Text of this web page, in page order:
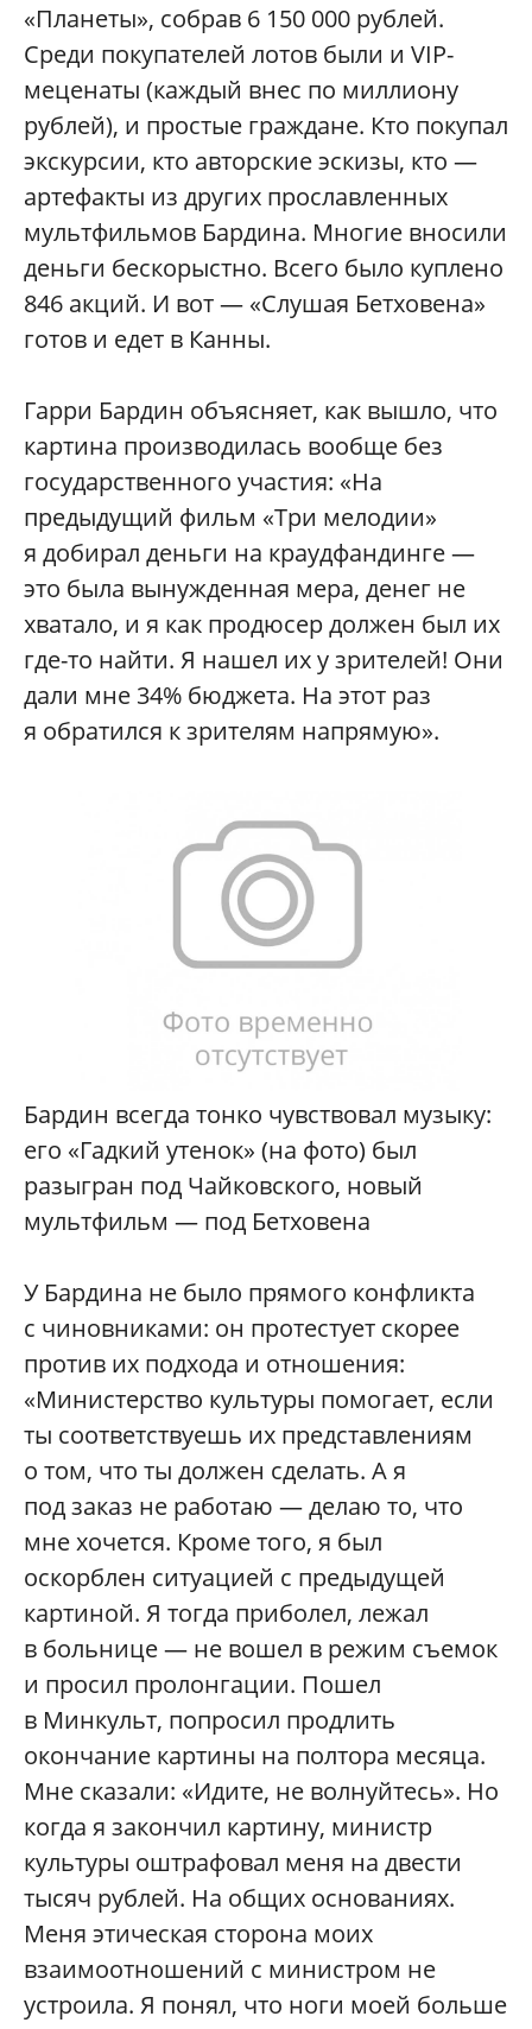
«Планеты», собрав 6 150 000 рублей.
Среди покупателей лотов были и VIP-
меценаты (каждый внес по миллиону
рублей), и простые граждане. Кто покупал
экскурсии, кто авторские эскизы, кто —
артефакты из других прославленных
мультфильмов Бардина. Многие вносили
деньги бескорыстно. Всего было куплено
846 акций. И вот — «Слушая Бетховена»
готов и едет в Канны.
Гарри Бардин объясняет, как вышло, что
картина производилась вообще без
государственного участия: «На
предыдущий фильм «Три мелодии»
я добирал деньги на краудфандинге —
это была вынужденная мера, денег не
хватало, и я как продюсер должен был их
где-то найти. Я нашел их у зрителей! Они
дали мне 34% бюджета. На этот раз
я обратился к зрителям напрямую».
Бардин всегда тонко чувствовал музыку:
его «Гадкий утенок» (на фото) был
разыгран под Чайковского, новый
мультфильм — под Бетховена
У Бардина не было прямого конфликта
с чиновниками: он протестует скорее
против их подхода и отношения:
«Министерство культуры помогает, если
ты соответствуешь их представлениям
о том, что ты должен сделать. А я
под заказ не работаю — делаю то, что
мне хочется. Кроме того, я был
оскорблен ситуацией с предыдущей
картиной. Я тогда приболел, лежал
в больнице — не вошел в режим съемок
и просил пролонгации. Пошел
в Минкульт, попросил продлить
окончание картины на полтора месяца.
Мне сказали: «Идите, не волнуйтесь». Но
когда я закончил картину, министр
культуры оштрафовал меня на двести
тысяч рублей. На общих основаниях.
Меня этическая сторона моих
взаимоотношений с министром не
устроила. Я понял, что ноги моей больше